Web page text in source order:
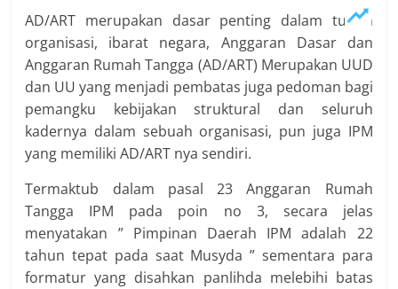
AD/ART merupakan dasar penting dalam tubuh
organisasi, ibarat negara, Anggaran Dasar dan
Anggaran Rumah Tangga (AD/ART) Merupakan UUD
dan UU yang menjadi pembatas juga pedoman bagi
pemangku kebijakan struktural dan seluruh
kadernya dalam sebuah organisasi, pun juga IPM
yang memiliki AD/ART nya sendiri.
Termaktub dalam pasal 23 Anggaran Rumah
Tangga IPM pada poin no 3, secara jelas
menyatakan ” Pimpinan Daerah IPM adalah 22
tahun tepat pada saat Musyda ” sementara para
formatur yang disahkan panlihda melebihi batas